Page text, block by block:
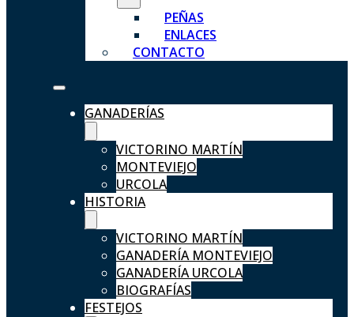
PEÑAS
ENLACES
CONTACTO
GANADERÍAS
VICTORINO MARTÍN
MONTEVIEJO
URCOLA
HISTORIA
VICTORINO MARTÍN
GANADERÍA MONTEVIEJO
GANADERÍA URCOLA
BIOGRAFÍAS
FESTEJOS